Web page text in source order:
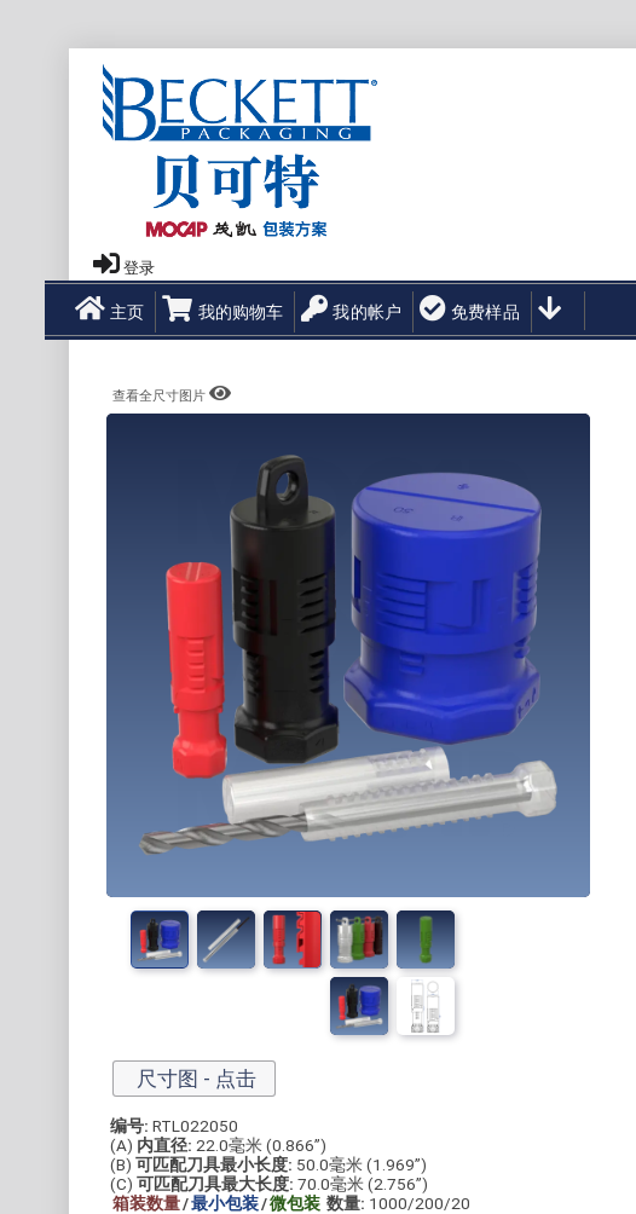
登录
主页 我的购物车 我的帐户 免费样品
查看全尺寸图片
尺寸图 - 点击
编号: RTL022050
(A) 内直径: 22.0毫米 (0.866”)
(B) 可匹配刀具最小长度: 50.0毫米 (1.969”)
(C) 可匹配刀具最大长度: 70.0毫米 (2.756”)
箱装数量/最小包装/微包装 数量: 1000/200/20